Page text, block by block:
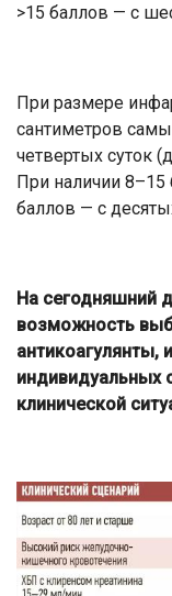
>15 баллов — с
При размере
сантиметров
четвертых суток
При наличии 8–15
баллов — с
На сегодняшний
возможность
антикоагулянты,
индивидуальных
клинической